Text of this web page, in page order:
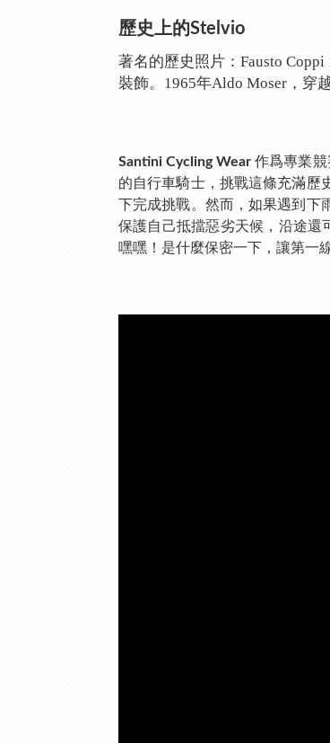
歷史上的Stelvio
著名的歷史照片：Fausto
裝飾。1965年Aldo Moser，穿
Santini Cycling Wear作爲專業
的自行車騎士，挑戰這條充滿歷
下完成挑戰。然而，如果遇到下
保護自己抵擋惡劣天候，沿途還
嘿嘿！是什麼保密一下，讓第一